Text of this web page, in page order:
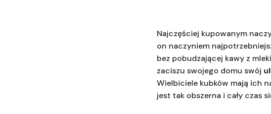
Najczęściej kupowanym
on naczyniem
bez pobudzającej kawy z
zaciszu swojego domu swój
Wielbiciele kubków mają ich
jest tak obszerna i cały czas